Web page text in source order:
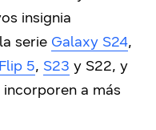
insignia
serie Galaxy S24,
5, S23 y S22, y
a más